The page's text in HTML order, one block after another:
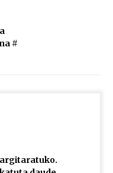
Of Canada, Somak,
Underscores, Habia
#